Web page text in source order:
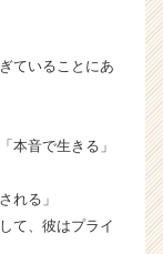
ていることにあ
本音で生きる」
れる」
て、彼はプライ